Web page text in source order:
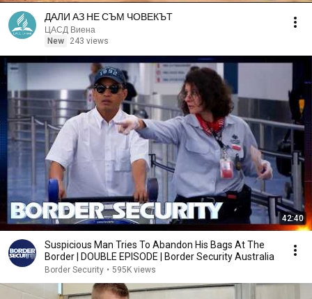
ДАЛИ АЗ НЕ СЪМ ЧОВЕКЪТ
ЦАСД Виена
New
243 views
42:40
Suspicious Man Tries To Abandon His Bags At The
Border | DOUBLE EPISODE | Border Security Australia
Border Security • 595K views